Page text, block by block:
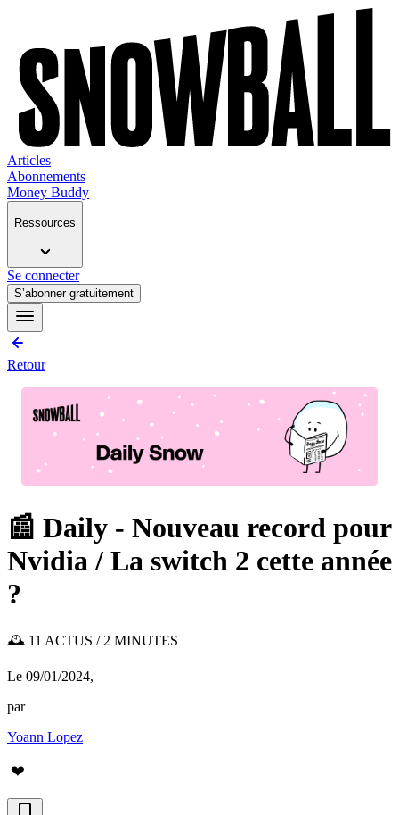
Articles
Abonnements
Money Buddy
Ressources
Se connecter
S’abonner gratuitement
Retour
📰 Daily - Nouveau record pour
Nvidia / La switch 2 cette année
?
🕰️ 11 ACTUS / 2 MINUTES
Le 09/01/2024,
par
Yoann Lopez
❤️